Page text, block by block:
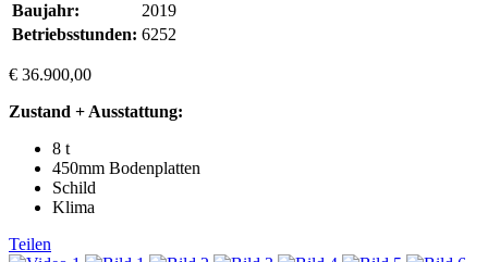
Baujahr:
2019
Betriebsstunden: 6252
€ 36.900,00
Zustand + Ausstattung:
8 t
450mm Bodenplatten
Schild
Klima
Teilen